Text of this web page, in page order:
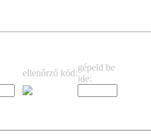
ellenőrző kód:
gépeld be
ide: